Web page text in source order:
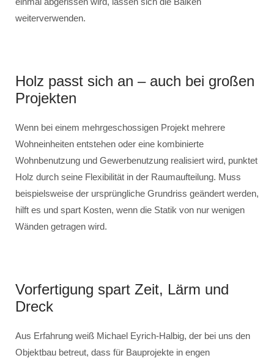
weiterverwenden.
Holz passt sich an – auch bei großen
Projekten
Wenn bei einem mehrgeschossigen Projekt mehrere
Wohneinheiten entstehen oder eine kombinierte
Wohnbenutzung und Gewerbenutzung realisiert wird, punktet
Holz durch seine Flexibilität in der Raumaufteilung. Muss
beispielsweise der ursprüngliche Grundriss geändert werden,
hilft es und spart Kosten, wenn die Statik von nur wenigen
Wänden getragen wird.
Vorfertigung spart Zeit, Lärm und
Dreck
Aus Erfahrung weiß Michael Eyrich-Halbig, der bei uns den
Objektbau betreut, dass für Bauprojekte in engen